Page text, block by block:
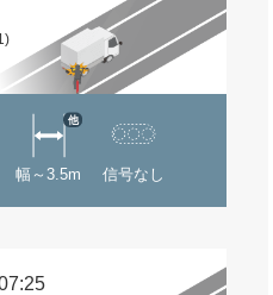
幅～3.5m
他
信号なし